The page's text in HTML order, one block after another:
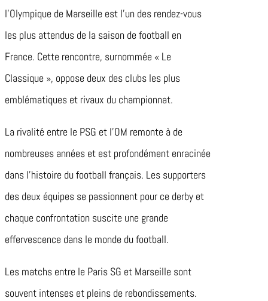
l’Olympique de Marseille est l’un des rendez-vous
les plus attendus de la saison de football en
France. Cette rencontre, surnommée « Le
Classique », oppose deux des clubs les plus
emblématiques et rivaux du championnat.
La rivalité entre le PSG et l’OM remonte à de
nombreuses années et est profondément enracinée
dans l’histoire du football français. Les supporters
des deux équipes se passionnent pour ce derby et
chaque confrontation suscite une grande
effervescence dans le monde du football.
Les matchs entre le Paris SG et Marseille sont
souvent intenses et pleins de rebondissements.